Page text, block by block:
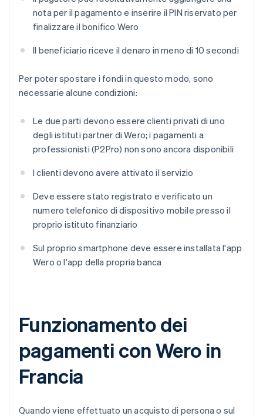
nota per il pagamento e inserire il PIN riservato per
finalizzare il bonifico Wero
Il beneficiario riceve il denaro in meno di 10 secondi
Per poter spostare i fondi in questo modo, sono
necessarie alcune condizioni:
Le due parti devono essere clienti privati di uno
degli istituti partner di Wero; i pagamenti a
professionisti (P2Pro) non sono ancora disponibili
I clienti devono avere attivato il servizio
Deve essere stato registrato e verificato un
numero telefonico di dispositivo mobile presso il
proprio istituto finanziario
Sul proprio smartphone deve essere installata l'app
Wero o l'app della propria banca
Funzionamento dei
pagamenti con Wero in
Francia
Quando viene effettuato un acquisto di persona o sul